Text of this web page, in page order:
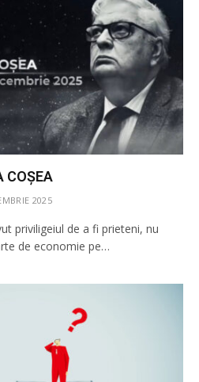
COȘEA
2025
priviligeiul de a fi prieteni, nu
de economie pe…